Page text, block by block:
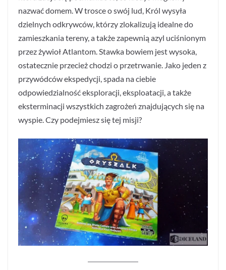
nazwać domem. W trosce o swój lud, Król wysyła
dzielnych odkrywców, którzy zlokalizują idealne do
zamieszkania tereny, a także zapewnią azyl uciśnionym
przez żywioł Atlantom. Stawka bowiem jest wysoka,
ostatecznie przecież chodzi o przetrwanie. Jako jeden z
przywódców ekspedycji, spada na ciebie
odpowiedzialność eksploracji, eksploatacji, a także
eksterminacji wszystkich zagrożeń znajdujących się na
wyspie. Czy podejmiesz się tej misji?